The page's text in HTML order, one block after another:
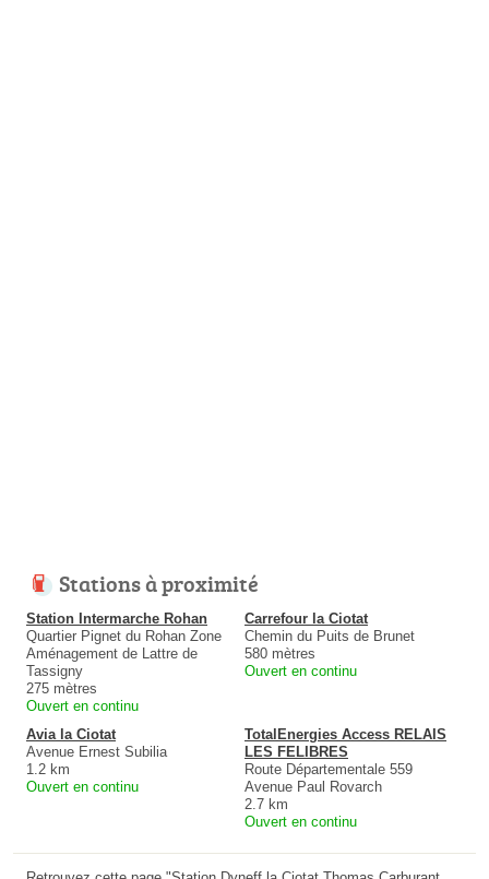
Stations à proximité
Station Intermarche Rohan
Quartier Pignet du Rohan Zone
Aménagement de Lattre de
Tassigny
275 mètres
Ouvert en continu
Carrefour la Ciotat
Chemin du Puits de Brunet
580 mètres
Ouvert en continu
Avia la Ciotat
Avenue Ernest Subilia
1.2 km
Ouvert en continu
TotalEnergies Access RELAIS
LES FELIBRES
Route Départementale 559
Avenue Paul Rovarch
2.7 km
Ouvert en continu